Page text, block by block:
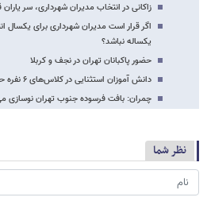
زاکانی در انتخاب مدیران شهرداری، سر
اگر قرار است مدیران شهرداری برای
یکساله نباشد؟
حضور پاکبانان تهران در نجف و کربلا
دانش آموزان استثنایی در کلاس‌های ۶ نفره حاضر می‌شوند
چمران: بافت فرسوده جنوب تهران نوسازی
نظر شما